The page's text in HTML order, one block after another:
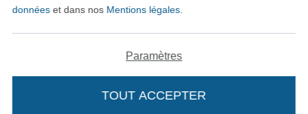
Ajouter à mon panier
Deutsch
Nederlands
Passer à la boutique
donnéeset dans nos Mentions légales.
Paramètres
TOUT ACCEPTER